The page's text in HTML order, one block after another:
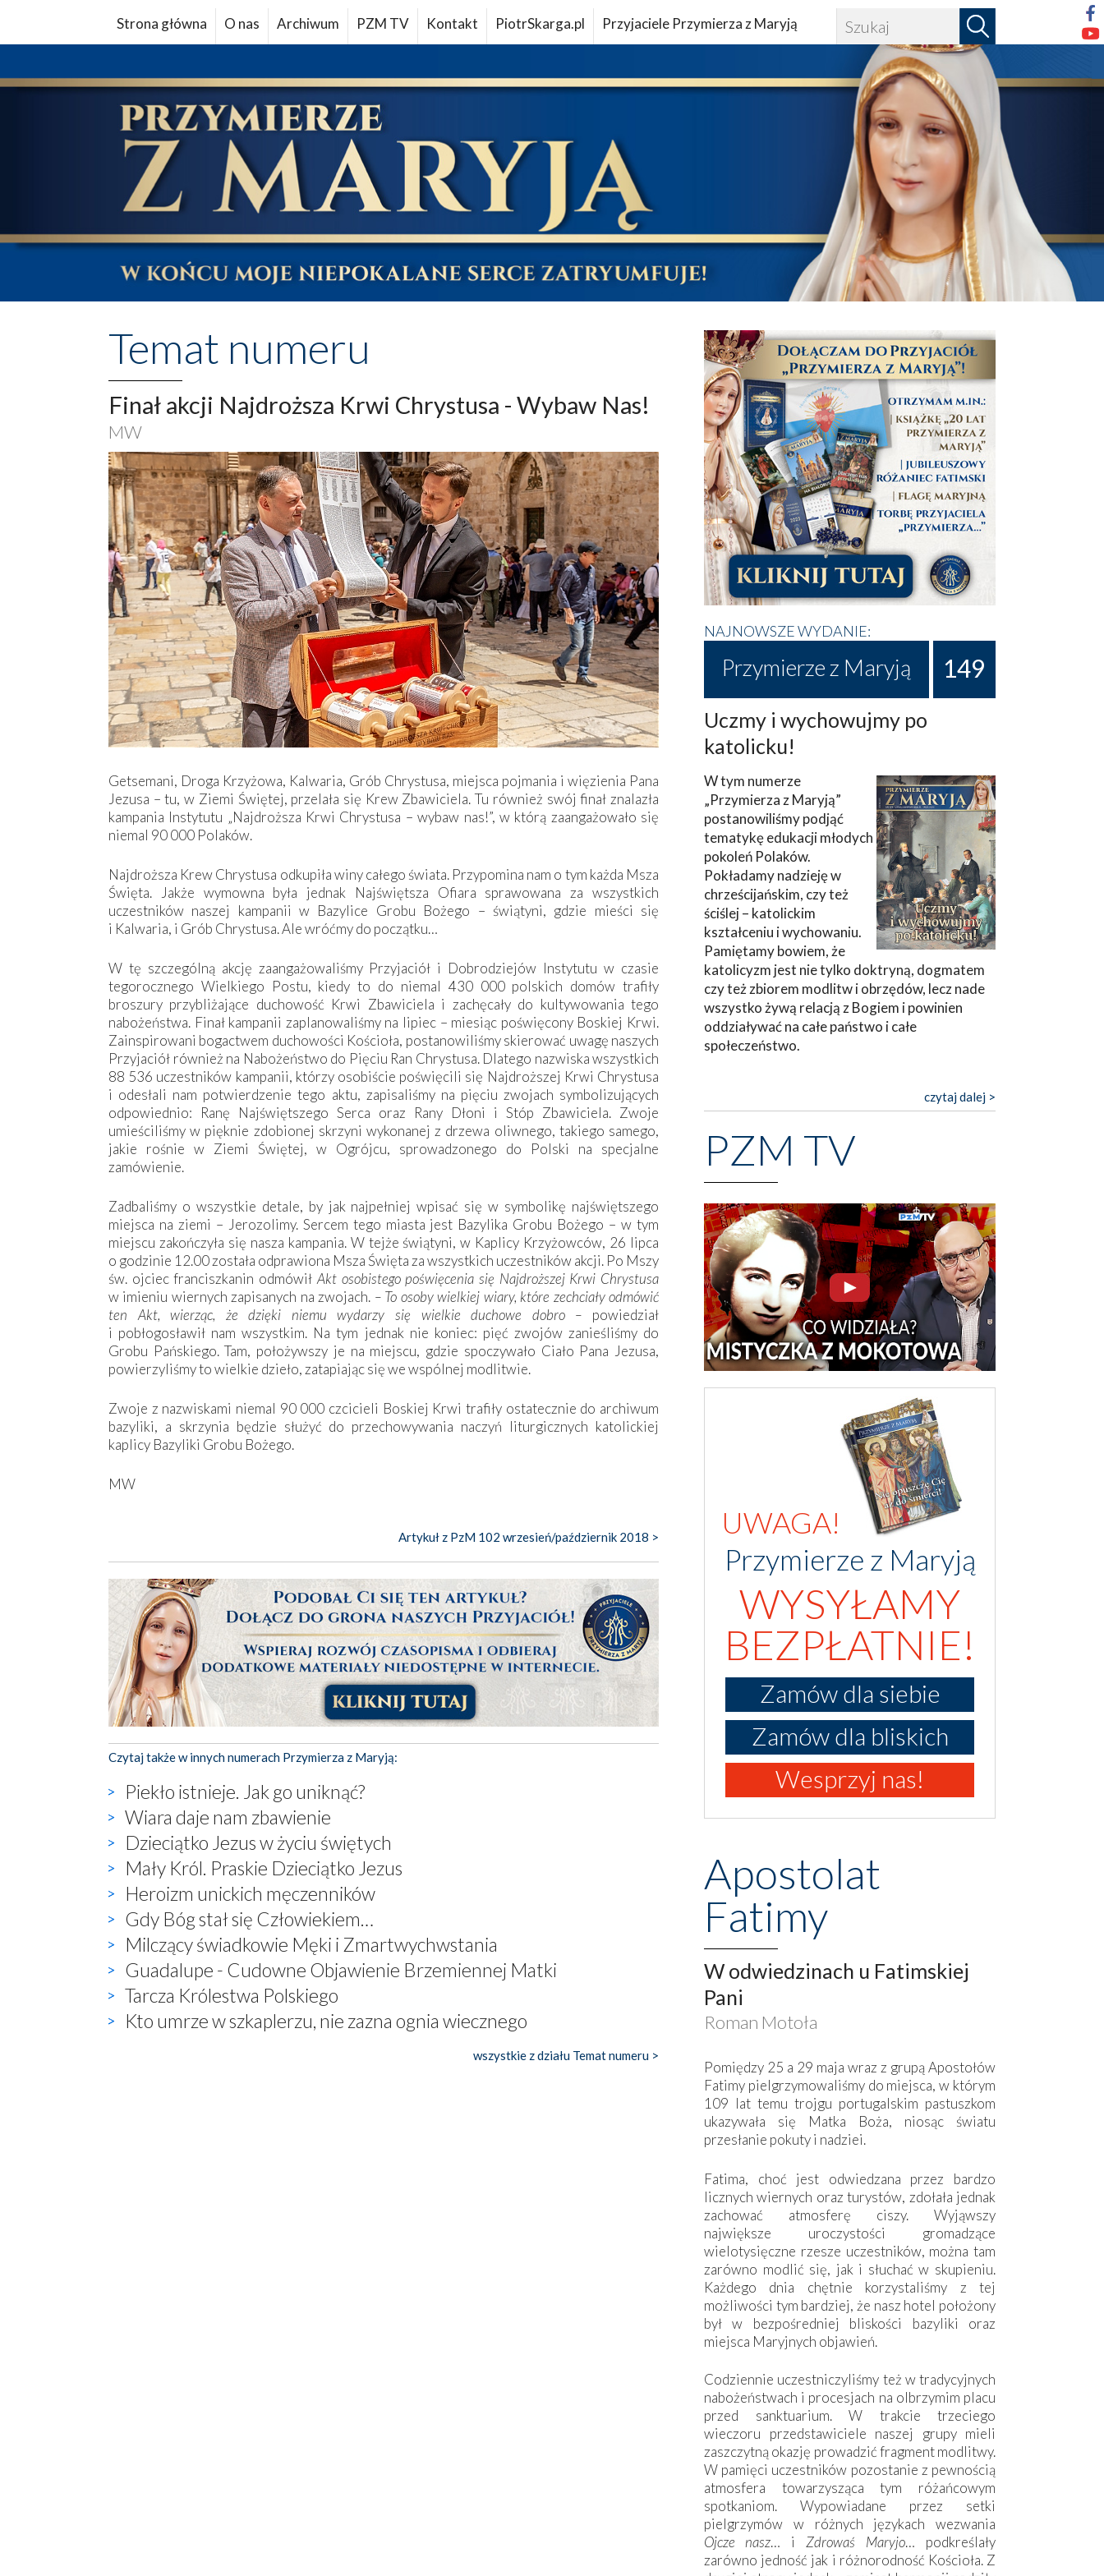
Strona główna O nas Archiwum PZM TV Kontakt PiotrSkarga.pl Przyjaciele Przymierza z Maryją
Temat numeru
Finał akcji Najdroższa Krwi Chrystusa - Wybaw Nas!
MW
Getsemani, Droga Krzyżowa, Kalwaria, Grób Chrystusa, miejsca pojmania i więzienia Pana
Jezusa – tu, w Ziemi Świętej, przelała się Krew Zbawiciela. Tu również swój finał znalazła
kampania Instytutu „Najdroższa Krwi Chrystusa – wybaw nas!”, w którą zaangażowało się
niemal 90 000 Polaków.
Najdroższa Krew Chrystusa odkupiła winy całego świata. Przypomina nam o tym każda Msza
Święta. Jakże wymowna była jednak Najświętsza Ofiara sprawowana za wszystkich
uczestników naszej kampanii w Bazylice Grobu Bożego – świątyni, gdzie mieści się
i Kalwaria, i Grób Chrystusa. Ale wróćmy do początku…
W tę szczególną akcję zaangażowaliśmy Przyjaciół i Dobrodziejów Instytutu w czasie
tegorocznego Wielkiego Postu, kiedy to do niemal 430 000 polskich domów trafiły
broszury przybliżające duchowość Krwi Zbawiciela i zachęcały do kultywowania tego
nabożeństwa. Finał kampanii zaplanowaliśmy na lipiec – miesiąc poświęcony Boskiej Krwi.
Zainspirowani bogactwem duchowości Kościoła, postanowiliśmy skierować uwagę naszych
Przyjaciół również na Nabożeństwo do Pięciu Ran Chrystusa. Dlatego nazwiska wszystkich
88 536 uczestników kampanii, którzy osobiście poświęcili się Najdroższej Krwi Chrystusa
i odesłali nam potwierdzenie tego aktu, zapisaliśmy na pięciu zwojach symbolizujących
odpowiednio: Ranę Najświętszego Serca oraz Rany Dłoni i Stóp Zbawiciela. Zwoje
umieściliśmy w pięknie zdobionej skrzyni wykonanej z drzewa oliwnego, takiego samego,
jakie rośnie w Ziemi Świętej, w Ogrójcu, sprowadzonego do Polski na specjalne
zamówienie.
Zadbaliśmy o wszystkie detale, by jak najpełniej wpisać się w symbolikę najświętszego
miejsca na ziemi – Jerozolimy. Sercem tego miasta jest Bazylika Grobu Bożego – w tym
miejscu zakończyła się nasza kampania. W tejże świątyni, w Kaplicy Krzyżowców, 26 lipca
o godzinie 12.00 została odprawiona Msza Święta za wszystkich uczestników akcji. Po Mszy
św. ojciec franciszkanin odmówiłAkt osobistego poświęcenia się Najdroższej Krwi Chrystusa
w imieniu wiernych zapisanych na zwojach. – To osoby wielkiej wiary, które zechciały odmówić
ten Akt, wierząc, że dzięki niemu wydarzy się wielkie duchowe dobro – powiedział
i pobłogosławił nam wszystkim. Na tym jednak nie koniec: pięć zwojów zanieśliśmy do
Grobu Pańskiego. Tam, położywszy je na miejscu, gdzie spoczywało Ciało Pana Jezusa,
powierzyliśmy to wielkie dzieło, zatapiając się we wspólnej modlitwie.
Zwoje z nazwiskami niemal 90 000 czcicieli Boskiej Krwi trafiły ostatecznie do archiwum
bazyliki, a skrzynia będzie służyć do przechowywania naczyń liturgicznych katolickiej
kaplicy Bazyliki Grobu Bożego.
MW
Artykuł z PzM 102 wrzesień/październik 2018 >
Czytaj także w innych numerach Przymierza z Maryją:
Piekło istnieje. Jak go uniknąć?
Wiara daje nam zbawienie
Dzieciątko Jezus w życiu świętych
Mały Król. Praskie Dzieciątko Jezus
Heroizm unickich męczenników
Gdy Bóg stał się Człowiekiem…
Milczący świadkowie Męki i Zmartwychwstania
Guadalupe - Cudowne Objawienie Brzemiennej Matki
Tarcza Królestwa Polskiego
Kto umrze w szkaplerzu, nie zazna ognia wiecznego
wszystkie z działu Temat numeru >
NAJNOWSZE WYDANIE:
Przymierze z Maryją 149
Uczmy i wychowujmy po
katolicku!
W tym numerze
„Przymierza z Maryją”
postanowiliśmy podjąć
tematykę edukacji młodych
pokoleń Polaków.
Pokładamy nadzieję w
chrześcijańskim, czy też
ściślej – katolickim
kształceniu i wychowaniu.
Pamiętamy bowiem, że
katolicyzm jest nie tylko doktryną, dogmatem
czy też zbiorem modlitw i obrzędów, lecz nade
wszystko żywą relacją z Bogiem i powinien
oddziaływać na całe państwo i całe
społeczeństwo.
czytaj dalej >
PZM TV
UWAGA!
Przymierze z Maryją
WYSYŁAMY
BEZPŁATNIE!
Zamów dla siebie
Zamów dla bliskich
Wesprzyj nas!
Apostolat
Fatimy
W odwiedzinach u Fatimskiej
Pani
Roman Motoła
Pomiędzy 25 a 29 maja wraz z grupą Apostołów
Fatimy pielgrzymowaliśmy do miejsca, w którym
109 lat temu trojgu portugalskim pastuszkom
ukazywała się Matka Boża, niosąc światu
przesłanie pokuty i nadziei.
Fatima, choć jest odwiedzana przez bardzo
licznych wiernych oraz turystów, zdołała jednak
zachować atmosferę ciszy. Wyjąwszy
największe uroczystości gromadzące
wielotysięczne rzesze uczestników, można tam
zarówno modlić się, jak i słuchać w skupieniu.
Każdego dnia chętnie korzystaliśmy z tej
możliwości tym bardziej, że nasz hotel położony
był w bezpośredniej bliskości bazyliki oraz
miejsca Maryjnych objawień.
Codziennie uczestniczyliśmy też w tradycyjnych
nabożeństwach i procesjach na olbrzymim placu
przed sanktuarium. W trakcie trzeciego
wieczoru przedstawiciele naszej grupy mieli
zaszczytną okazję prowadzić fragment modlitwy.
W pamięci uczestników pozostanie z pewnością
atmosfera towarzysząca tym różańcowym
spotkaniom. Wypowiadane przez setki
pielgrzymów w różnych językach wezwania
Ojcze nasz… i Zdrowaś Maryjo… podkreślały
zarówno jedność jak i różnorodność Kościoła. Z